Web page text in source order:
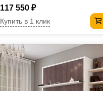
117 550 ₽
Купить в 1 клик